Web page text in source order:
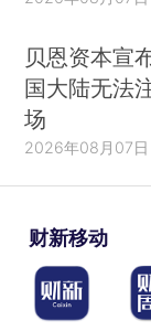
贝恩资本宣
国大陆无法
场
2026年08月07日
财新移动